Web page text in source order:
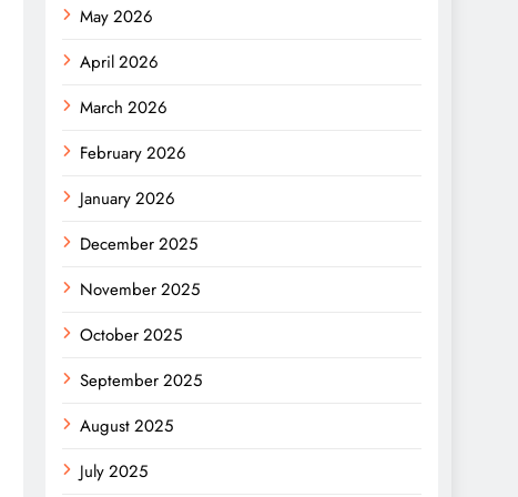
May 2026
April 2026
March 2026
February 2026
January 2026
December 2025
November 2025
October 2025
September 2025
August 2025
July 2025